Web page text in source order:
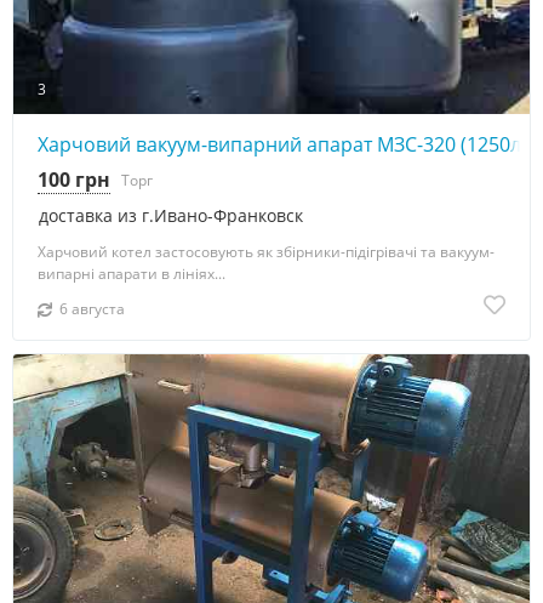
3
Харчовий вакуум-випарний апарат МЗС-320 (1250л)
доставка из г.Ивано-Франковск
100 грн Торг
Харчовий котел застосовують як збірники-підігрівачі та вакуум-
випарні апарати в лініях...
6 августа